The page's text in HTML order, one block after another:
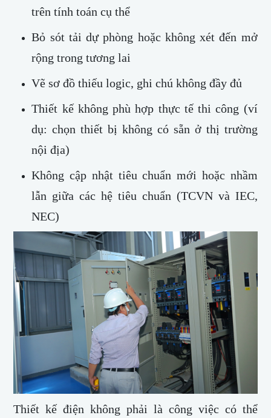
trên tính toán cụ thể
Bỏ sót tải dự phòng hoặc không xét đến mở
rộng trong tương lai
Vẽ sơ đồ thiếu logic, ghi chú không đầy đủ
Thiết kế không phù hợp thực tế thi công (ví
dụ: chọn thiết bị không có sẵn ở thị trường
nội địa)
Không cập nhật tiêu chuẩn mới hoặc nhầm
lẫn giữa các hệ tiêu chuẩn (TCVN và IEC,
NEC)
Thiết kế điện không phải là công việc có thể